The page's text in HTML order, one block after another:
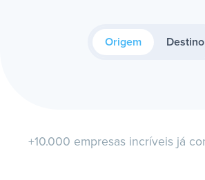
Origem Destino
+10.000 empresas incríveis já